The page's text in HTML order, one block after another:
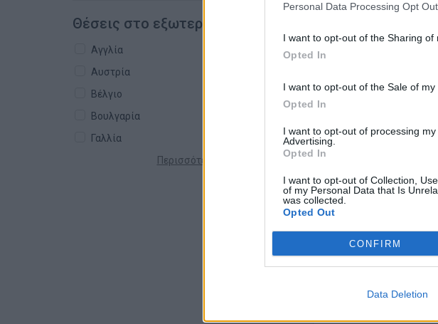
Personal Data Processing Opt
I want to opt-out of the Sharing of
Opted In
I want to opt-out of the Sale of my
Opted In
I want to opt-out of processing
Advertising.
Opted In
I want to opt-out of Collection,
of my Personal Data that Is
was collected.
Opted Out
CONFIRM
Data Deletion
Θέσεις στο εξωτερικό
Αγγλία
Αυστρία
Βέλγιο
Βουλγαρία
Γαλλία
Περισσότερες χώρες +
Πολύ καλή
Γνώση Η/Υ
Υψηλό
Εμπειρία